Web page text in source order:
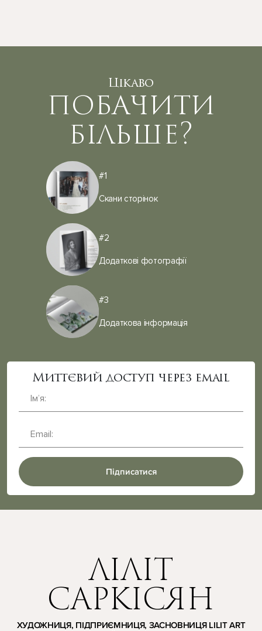
Цікаво
побачити
більше?
#1
Скани сторінок
#2
Додаткові фотографії
#3
Додаткова інформація
Миттєвий доступ через email
Підписатися
ЛІЛІТ
САРКІСЯН
ХУДОЖНИЦЯ, ПІДПРИЄМНИЦЯ, ЗАСНОВНИЦЯ LILIT ART